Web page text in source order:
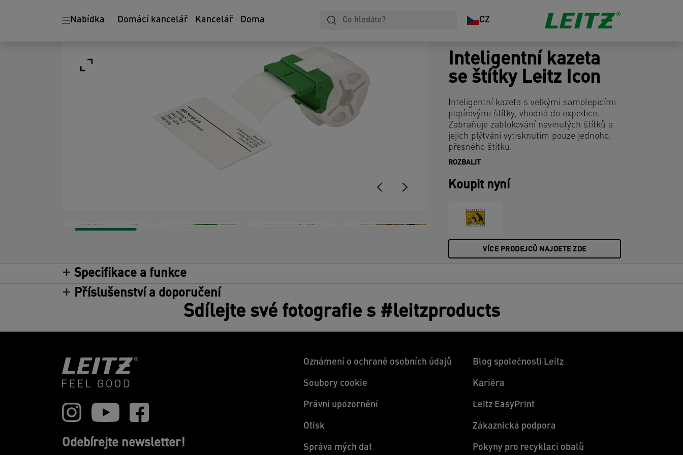
Nabídka Domácí kancelář Kancelář Doma CZ
Inteligentní kazeta
se štítky Leitz Icon
Inteligentní kazeta s velkými samolepicími
papírovými štítky, vhodná do expedice.
Zabraňuje zablokování navinutých štítků a
jejich plýtvání vytisknutím pouze jednoho,
přesného štítku.
ROZBALIT
Koupit nyní
VÍCE PRODEJCŮ NAJDETE ZDE
Specifikace a funkce
Příslušenství a doporučení
Sdílejte své fotografie s #leitzproducts
Odebírejte newsletter!
Oznámení o ochraně osobních údajů
Soubory cookie
Právní upozornění
Otisk
Správa mých dat
Blog společnosti Leitz
Kariéra
Leitz EasyPrint
Zákaznická podpora
Pokyny pro recyklaci obalů